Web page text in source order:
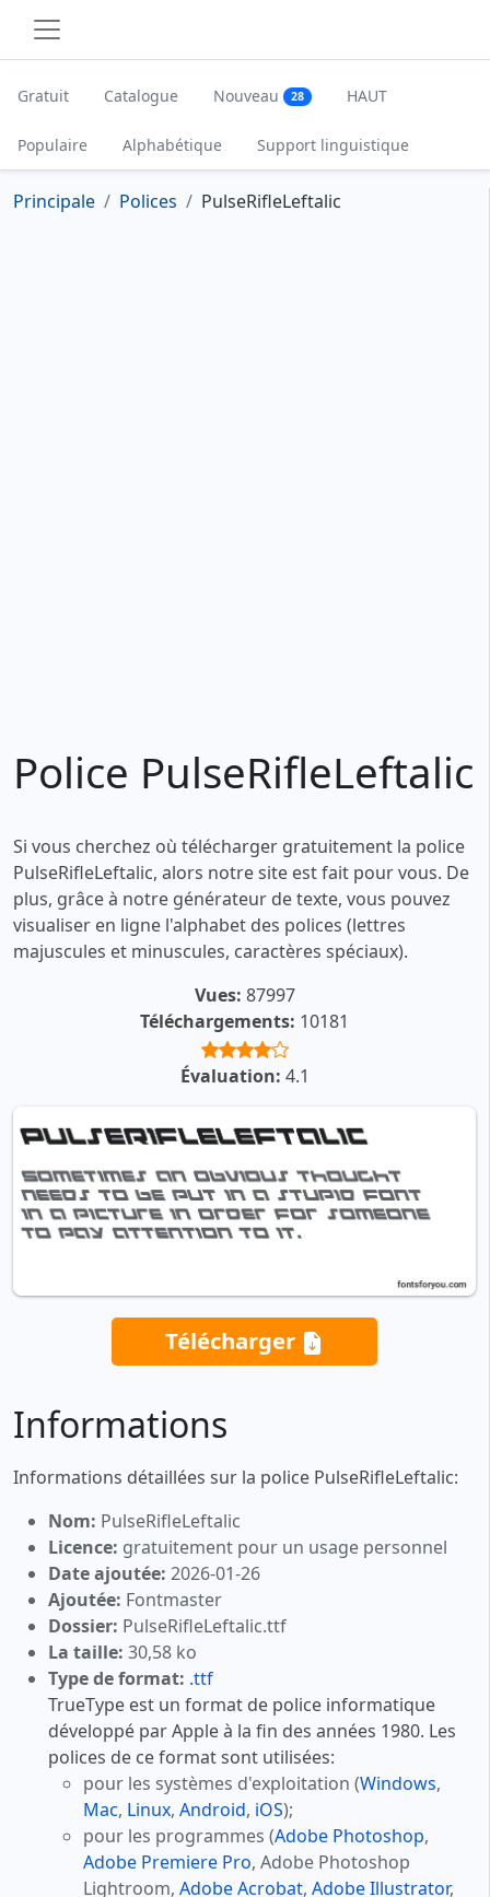
Gratuit Catalogue Nouveau 28 HAUT
Populaire Alphabétique Support linguistique
Principale Polices PulseRifleLeftalic
Police PulseRifleLeftalic
Si vous cherchez où télécharger gratuitement la police
PulseRifleLeftalic, alors notre site est fait pour vous. De
plus, grâce à notre générateur de texte, vous pouvez
visualiser en ligne l'alphabet des polices (lettres
majuscules et minuscules, caractères spéciaux).
Vues: 87997
Téléchargements: 10181
Évaluation: 4.1
Télécharger
Informations
Informations détaillées sur la police PulseRifleLeftalic:
Nom: PulseRifleLeftalic
Licence: gratuitement pour un usage personnel
Date ajoutée: 2026-01-26
Ajoutée: Fontmaster
Dossier: PulseRifleLeftalic.ttf
La taille: 30,58 ko
Type de format: .ttf
TrueType est un format de police informatique
développé par Apple à la fin des années 1980. Les
polices de ce format sont utilisées:
pour les systèmes d'exploitation (Windows,
Mac, Linux, Android, iOS);
pour les programmes (Adobe Photoshop,
Adobe Premiere Pro, Adobe Photoshop
Lightroom, Adobe Acrobat, Adobe Illustrator,